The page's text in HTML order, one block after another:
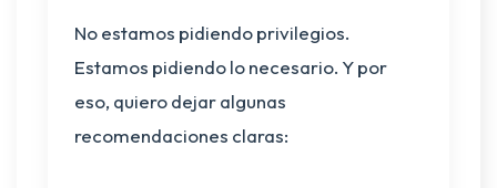
No estamos pidiendo privilegios.
Estamos pidiendo lo necesario. Y por
eso, quiero dejar algunas
recomendaciones claras: